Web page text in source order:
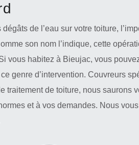
dégâts de l’eau sur votre toiture,
son nom l’indique, cette
vous habitez à Bieujac, vous
genre d’intervention. Couvreurs
traitement de toiture, nous saurons
et à vos demandes. Nous